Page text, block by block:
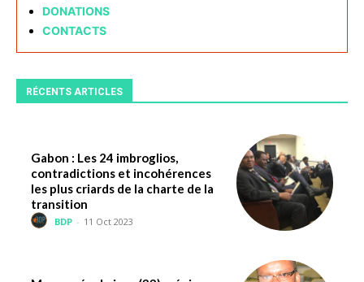
DONATIONS
CONTACTS
RÉCENTS ARTICLES
Gabon : Les 24 imbroglios,
contradictions et incohérences
les plus criards de la charte de la
transition
BDP - 11 Oct 2023